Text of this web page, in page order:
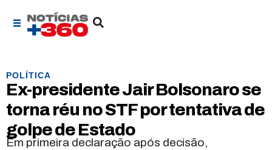
POLÍTICA
Ex-presidente Jair Bolsonaro se
torna réu no STF por tentativa de
golpe de Estado
Em primeira declaração após decisão,